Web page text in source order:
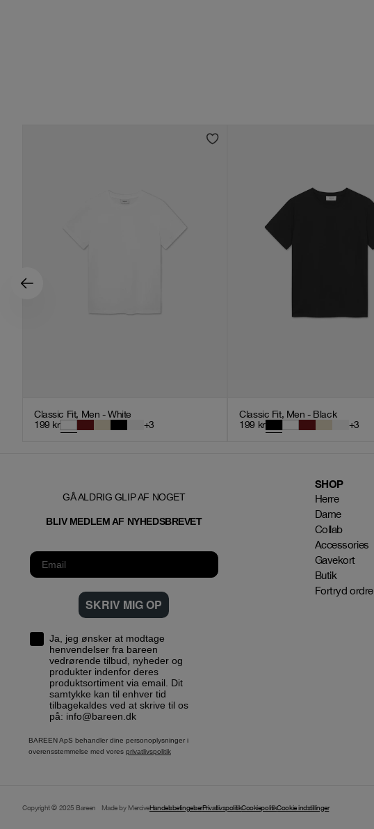
Classic Fit, Men - White
199 kr +3
Classic Fit, Men - Black
199 kr +3
GÅ ALDRIG GLIP AF NOGET
BLIV MEDLEM AF NYHEDSBREVET
SKRIV MIG OP
Ja, jeg ønsker at modtage
henvendelser fra bareen
vedrørende tilbud, nyheder og
produkter indenfor deres
produktsortiment via email. Dit
samtykke kan til enhver tid
tilbagekaldes ved at skrive til os
på: info@bareen.dk
BAREEN ApS behandler dine personoplysninger i
overensstemmelse med vores privatlivspolitik
SHOP
Herre
Dame
Collab
Accessories
Gavekort
Butik
Fortryd ordre
Copyright © 2025 Bareen Made by MerciveHandelsbetingelserPrivatlivspolitikCookiepolitikCookie indstillinger